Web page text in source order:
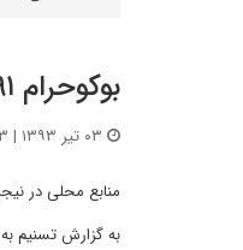
بوکوحرام ۹۱ دختر و پسر را در نیجریه ربود
منابع محلی در نیجریه اعلام